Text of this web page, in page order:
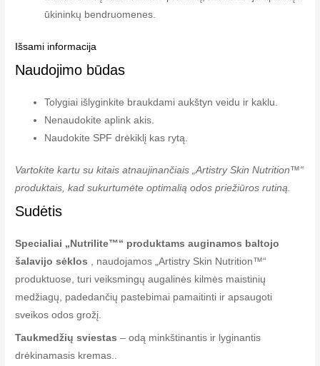
ūkininkų bendruomenes.
Išsami informacija
Naudojimo būdas
Tolygiai išlyginkite braukdami aukštyn veidu ir kaklu.
Nenaudokite aplink akis.
Naudokite SPF drėkiklį kas rytą.
Vartokite kartu su kitais atnaujinančiais „Artistry Skin Nutrition™“
produktais, kad sukurtumėte optimalią odos priežiūros rutiną.
Sudėtis
Specialiai „Nutrilite™“ produktams auginamos baltojo
šalavijo sėklos , naudojamos „Artistry Skin Nutrition™“
produktuose, turi veiksmingų augalinės kilmės maistinių
medžiagų, padedančių pastebimai pamaitinti ir apsaugoti
sveikos odos grožį.
Taukmedžių sviestas – odą minkštinantis ir lyginantis
drėkinamasis kremas..